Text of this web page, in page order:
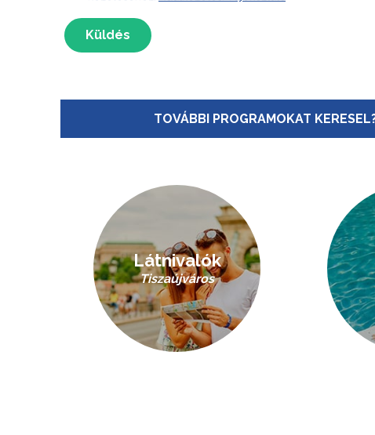
Küldés
TOVÁBBI PROGRAMOKAT
Látnivalók
Tiszaújváros